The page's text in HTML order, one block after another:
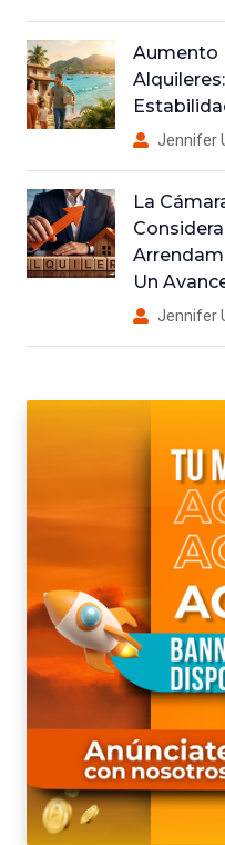
Aumento
Jennifer
La
Un
Jennifer